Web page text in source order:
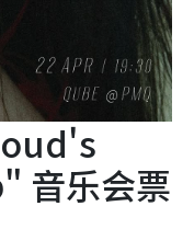
音乐会票